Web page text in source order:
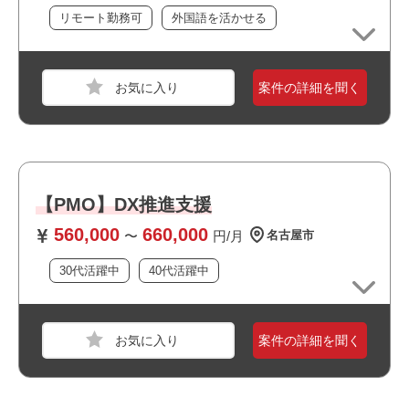
リモート勤務可 外国語を活かせる
案件の詳細を聞く
【PMO】DX推進支援
560,000 〜 660,000 円/月 名古屋市
30代活躍中 40代活躍中
おすすめポイント
案件の詳細を聞く
業界
サービス
必須スキル
・システム開発の経験
・マネージャーやリーダーなどで関係各所との調整経験
・・エクストリーム社員になってくださる方募集！！